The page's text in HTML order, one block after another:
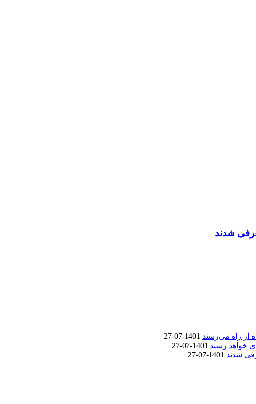
1401-07-27
خواهد رسید 1401-07-27
1401-07-27